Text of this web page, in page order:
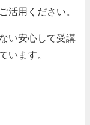
活用ください。
い安心して受講
います。